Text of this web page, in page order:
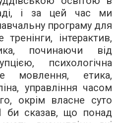
і за цей час ми
програму для
інтерактив,
починаючи від
психологічна
мовлення, етика,
управління часом
окрім власне суто
би сказав, що понад